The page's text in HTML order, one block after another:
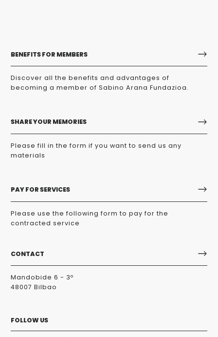
BENEFITS FOR MEMBERS
Discover all the benefits and advantages of
becoming a member of Sabino Arana Fundazioa.
SHARE YOUR MEMORIES
Please fill in the form if you want to send us any
materials
PAY FOR SERVICES
Please use the following form to pay for the
contracted service
CONTACT
Mandobide 6 - 3º
48007 Bilbao
FOLLOW US